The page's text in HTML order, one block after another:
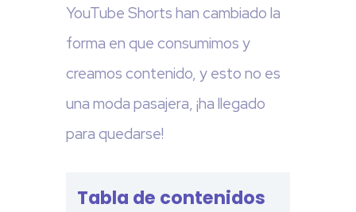
YouTube Shorts han cambiado la
forma en que consumimos y
creamos contenido, y esto no es
una moda pasajera, ¡ha llegado
para quedarse!
Tabla de contenidos